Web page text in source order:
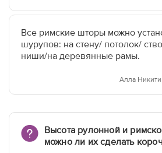
Все римские шторы можно
шурупов: на стену/ потолок/
ниши/на деревянные рамы.
Алла
Высота рулонной и
можно ли их сделать